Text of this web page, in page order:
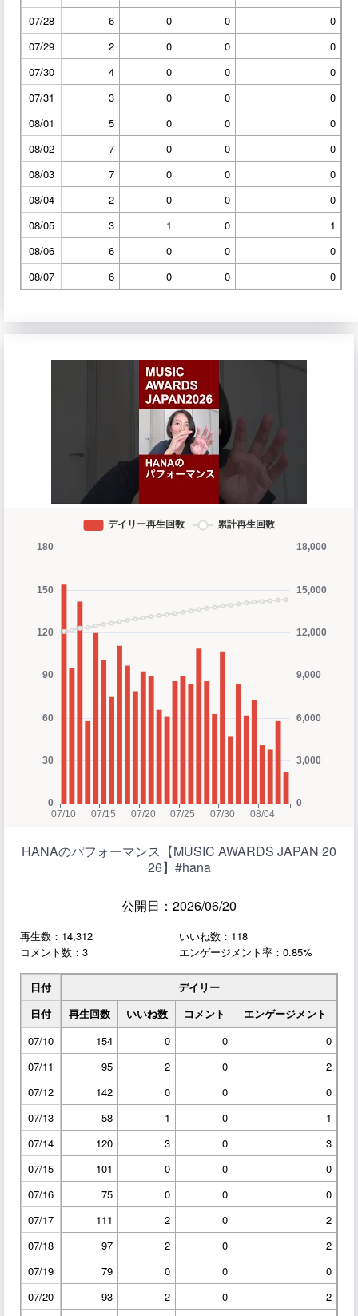
07/28
6 0 0
0
07/29
2 0 0
0
07/30
4 0 0
0
07/31
3 0 0
0
08/01
5 0 0
0
08/02
7 0 0
0
08/03
7 0 0
0
08/04
2 0 0
0
08/05
3 1 0
1
08/06
6 0 0
0
08/07
6 0 0 0
HANAのパフォーマンス【MUSIC AWARDS JAPAN 20
26】#hana
公開日：2026/06/20
再生数：14,312
いいね数：118
コメント数：3
エンゲージメント率：0.85%
日付
デイリー
日付
再生回数 いいね数 コメント
エンゲージメント
07/10
154 0 0
0
07/11
95 2 0
2
07/12
142 0 0
0
07/13
58 1 0
1
07/14
120 3 0
3
07/15
101 0 0
0
07/16
75 0 0
0
07/17
111 2 0
2
07/18
97 2 0
2
07/19
79 0 0
0
07/20
93 2 0
2